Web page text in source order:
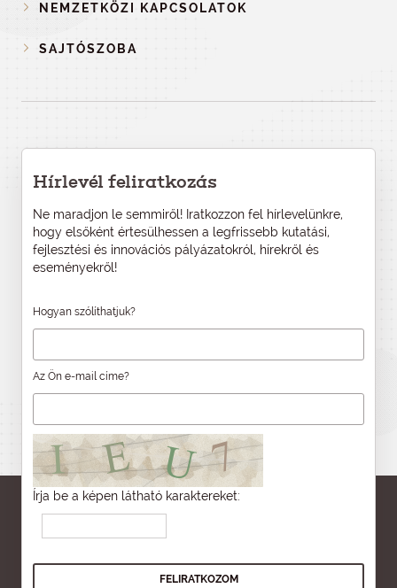
NEMZETKÖZI KAPCSOLATOK
SAJTÓSZOBA
Hírlevél feliratkozás
Ne maradjon le semmiről! Iratkozzon fel hírlevelünkre,
hogy elsőként értesülhessen a legfrissebb kutatási,
fejlesztési és innovációs pályázatokról, hírekről és
eseményekről!
Hogyan szólíthatjuk?
Az Ön e-mail címe?
Írja be a képen látható karaktereket: